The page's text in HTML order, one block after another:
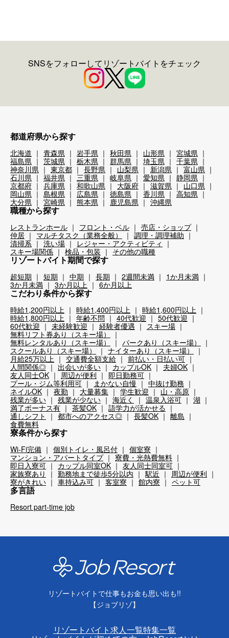
SNSをフォローしてリゾートバイトをチェック
都道府県から探す
北海道 青森県 岩手県 秋田県 山形県
宮城県
福島県
茨城県 栃木県 群馬県 埼玉県
千葉県
神奈川県
東京都 長野県 山梨県 新潟県
富山県
石川県
福井県 三重県 岐阜県 愛知県
静岡県
京都府
兵庫県 和歌山県 大阪府 滋賀県
山口県
岡山県
島根県 広島県 徳島県 香川県
高知県
大分県
宮崎県 熊本県 鹿児島県 沖縄県
職種から探す
レストランホール フロント・ベル
売店・ショップ
仲居
マルチタスク（業務全般）
調理・調理補助
清掃系
洗い場
レジャー・アクティビティ
スキー場関係
検品・包装 その他の職種
リゾートバイト期間で探す
超短期 短期 中期 長期 2週間未満
1か月未満
3か月未満
3か月以上 6か月以上
こだわり条件から探す
時給1,200円以上 時給1,400円以上
時給1,600円以上
時給1,800円以上
年齢不問 40代歓迎
50代歓迎
60代歓迎
未経験歓迎 経験者優遇
スキー場
無料リフト券あり（スキー場）
無料レンタルあり（スキー場）
パークあり（スキー場）
スクールあり（スキー場）
ナイターあり（スキー場）
月給25万以上
交通費全額支給
前払い・日払い可
人間関係◎
出会いが多い カップルOK
夫婦OK
友人同士OK
周辺が便利
即日勤務可
プール・ジム等利用可
まかない自慢
中抜け勤務
ネイルOK
夜勤 大量募集 学生歓迎
山・高原
残業が多い
残業が少ない 海近く 温泉入浴可
湖
満了ボーナス有
茶髪OK
語学力が活かせる
通しシフト
都市へのアクセス◎ 長髪OK
離島
食費無料
寮条件から探す
Wi-Fi完備 個別トイレ・風呂付
個室寮
マンション・アパートタイプ
寮費・光熱費無料
即日入寮可
カップル同室OK
友人同士同室可
家族寮あり
勤務地まで徒歩5分以内 駅近
周辺が便利
寮がきれい
車持込み可 客室寮 館内寮 ペット可
多言語
Resort part-time job
リゾートバイトで仕事もお金も思い出も!!
【ジョブリゾ】
リゾートバイト求人一覧特集一覧